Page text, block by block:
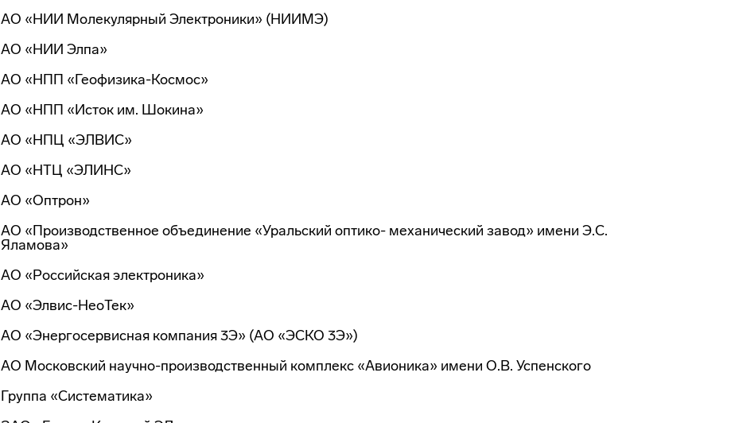
АО «НИИ Молекулярный Электроники» (НИИМЭ)
АО «НИИ Элпа»
АО «НПП «Геофизика-Космос»
АО «НПП «Исток им. Шокина»
АО «НПЦ «ЭЛВИС»
АО «НТЦ «ЭЛИНС»
АО «Оптрон»
АО «Производственное объединение «Уральский оптико- механический завод» имени Э.С.
Яламова»
АО «Российская электроника»
АО «Элвис-НеоТек»
АО «Энергосервисная компания 3Э» (АО «ЭСКО 3Э»)
АО Московский научно-производственный комплекс «Авионика» имени О.В. Успенского
Группа «Систематика»